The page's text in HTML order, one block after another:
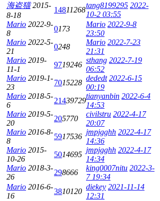
海盗猫 2015-
8-18
14811268
tang8199295 2022-
10-2 03:55
Mario 2022-9-
8
0173
Mario 2022-9-8
23:50
Mario 2022-5-
21
0248
Mario 2022-7-23
21:31
Mario 2019-
11-1
9719246
sthang 2022-7-19
06:52
Mario 2019-1-
23
7015228
dededt 2022-6-15
00:19
Mario 2018-5-
6
21439729
tianyanbin 2022-6-4
14:53
Mario 2019-5-
20
205770
civilstru 2022-4-17
20:07
Mario 2016-8-
8
5917536
jmpjgghh 2022-4-17
14:36
Mario 2015-
10-26
5014695
jmpjgghh 2022-4-17
14:34
Mario 2018-3-
26
298666
king0007nitu 2022-3-
7 19:34
Mario 2016-6-
16
3810120
diekey 2021-11-14
12:31